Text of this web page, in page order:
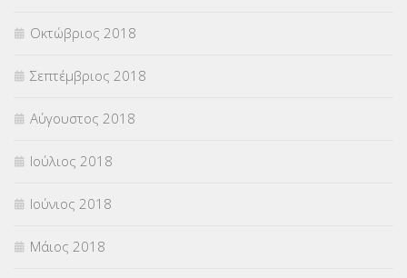
Οκτώβριος 2018
Σεπτέμβριος 2018
Αύγουστος 2018
Ιούλιος 2018
Ιούνιος 2018
Μάιος 2018